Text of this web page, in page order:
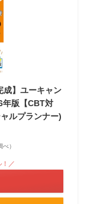
成】ユーキャン
年版【CBT対
ルプランナー)
）
！／